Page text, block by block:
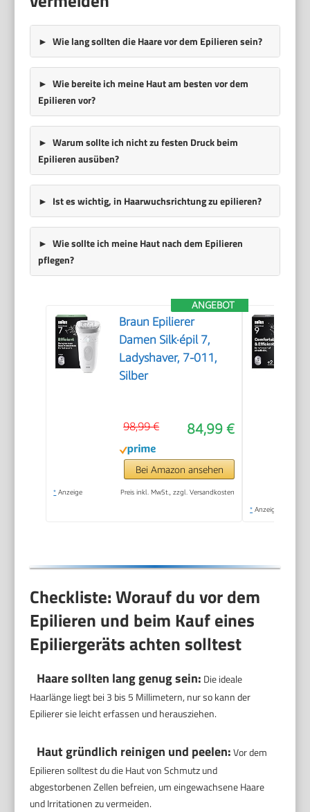
Wie lang sollten die Haare vor dem Epilieren sein?
Wie bereite ich meine Haut am besten vor dem
Epilieren vor?
Warum sollte ich nicht zu festen Druck beim
Epilieren ausüben?
Ist es wichtig, in Haarwuchsrichtung zu epilieren?
Wie sollte ich meine Haut nach dem Epilieren
pflegen?
ANGEBOT
Braun Epilierer
Damen Silk·épil 7,
Ladyshaver, 7-011,
Silber
84,99 €
98,99 €
Bei Amazon ansehen
* Anzeige Preis inkl. MwSt., zzgl. Versandkosten
* Anzeige
Checkliste: Worauf du vor dem
Epilieren und beim Kauf eines
Epiliergeräts achten solltest
Haare sollten lang genug sein: Die ideale
Haarlänge liegt bei 3 bis 5 Millimetern, nur so kann der
Epilierer sie leicht erfassen und herausziehen.
Haut gründlich reinigen und peelen:Vor dem
Epilieren solltest du die Haut von Schmutz und
abgestorbenen Zellen befreien, um eingewachsene Haare
und Irritationen zu vermeiden.